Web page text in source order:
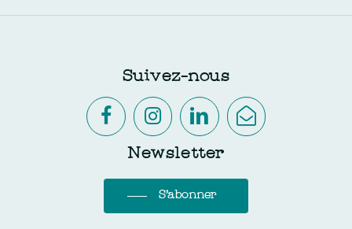
Suivez-nous
Newsletter
S'abonner